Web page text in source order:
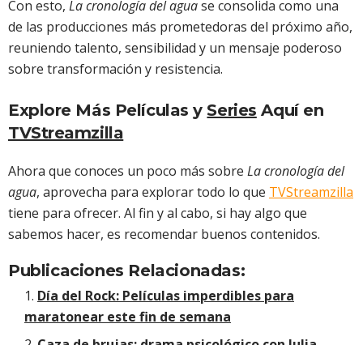
Con esto, La cronología del aguase consolida como una
de las producciones más prometedoras del próximo año,
reuniendo talento, sensibilidad y un mensaje poderoso
sobre transformación y resistencia.
Explore Más Películas y Series Aquí en
TVStreamzilla
Ahora que conoces un poco más sobre La cronología del
agua, aprovecha para explorar todo lo que TVStreamzilla
tiene para ofrecer. Al fin y al cabo, si hay algo que
sabemos hacer, es recomendar buenos contenidos.
Publicaciones Relacionadas:
Día del Rock: Películas imperdibles para
maratonear este fin de semana